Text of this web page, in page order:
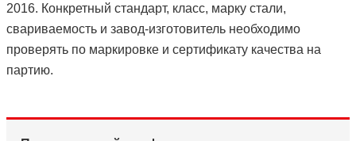
2016. Конкретный стандарт, класс, марку стали,
свариваемость и завод-изготовитель необходимо
проверять по маркировке и сертификату качества на
партию.